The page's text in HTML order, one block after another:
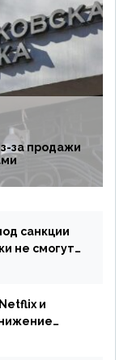
за продажи
санкции
не смогут
и